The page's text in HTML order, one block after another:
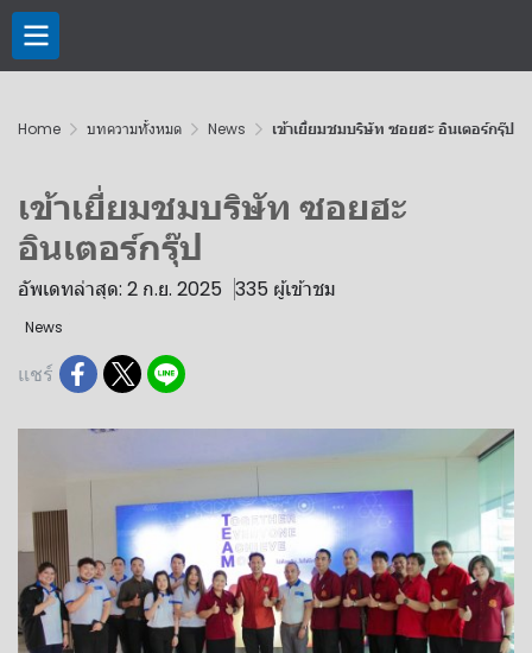
Home บทความทั้งหมด News เข้าเยี่ยมชมบริษัท ซอยฮะ อินเตอร์กรุ๊ป
เข้าเยี่ยมชมบริษัท ซอยฮะ
อินเตอร์กรุ๊ป
อัพเดทล่าสุด: 2 ก.ย. 2025 335 ผู้เข้าชม
News
แชร์